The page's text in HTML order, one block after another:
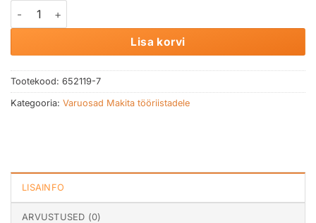
Pan Head Screw M2 × 6 MAKITA 652119-7 kogus
Lisa korvi
Tootekood: 652119-7
Kategooria: Varuosad Makita tööriistadele
LISAINFO
ARVUSTUSED (0)